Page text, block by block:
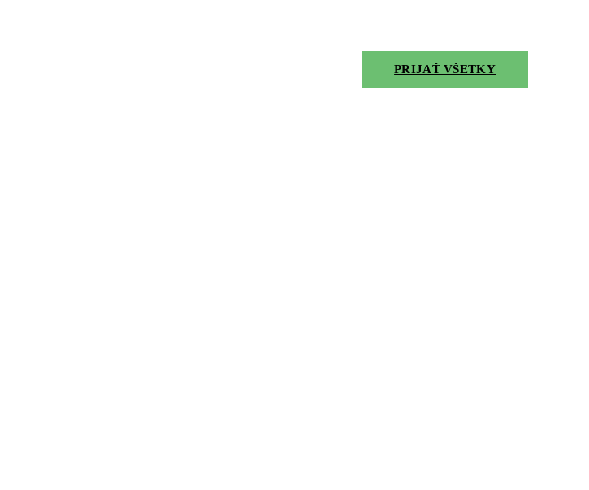
Veď čo môže byť viac ako chutné jedlo pripravené na grile, alebo v pizza peci ktoré si vychutnáte v kruhu
PRIJAŤ VŠETKY